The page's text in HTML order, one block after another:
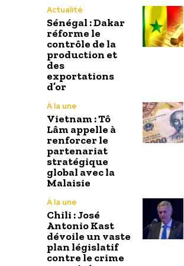
Actualité
Sénégal : Dakar
réforme le
contrôle de la
production et
des
exportations
d’or
À la une
Vietnam : Tô
Lâm appelle à
renforcer le
partenariat
stratégique
global avec la
Malaisie
À la une
Chili : José
Antonio Kast
dévoile un vaste
plan législatif
contre le crime